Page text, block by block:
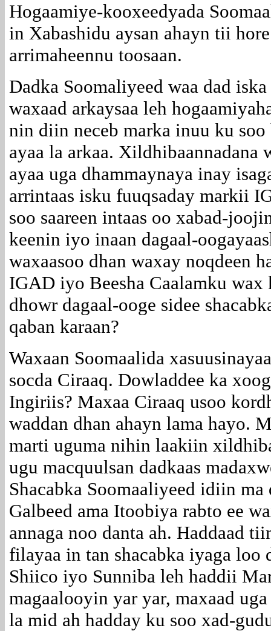
Hogaamiye-kooxeedyada
in Xabashidu aysan ahayn tii
arrimaheennu toosaan.
Dadka Soomaliyeed waa dad
waxaad arkaysaa leh
nin diin neceb marka inuu ku
ayaa la arkaa. Xildhibaannadana
ayaa uga dhammaynaya inay
arrintaas isku fuuqsaday markii
soo saareen intaas oo xabad-
keenin iyo inaan dagaal-
waxaasoo dhan waxay noqdeen
IGAD iyo Beesha Caalamku wax
dhowr dagaal-ooge sidee
qaban karaan?
Waxaan Soomaalida
socda Ciraaq. Dowladdee ka
Ingiriis? Maxaa Ciraaq usoo
waddan dhan ahayn lama hayo.
marti uguma nihin laakiin
ugu macquulsan dadkaas
Shacabka Soomaaliyeed idiin
Galbeed ama Itoobiya rabto ee
annaga noo danta ah. Haddaad
filayaa in tan shacabka iyaga loo
Shiico iyo Sunniba leh haddii
magaalooyin yar yar, maxaad
la mid ah hadday ku soo xad-